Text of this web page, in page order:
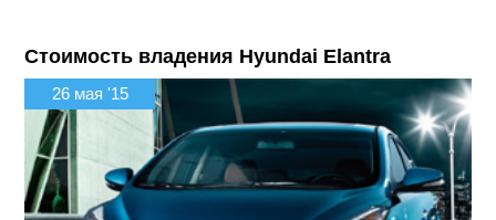
Стоимость владения Hyundai Elantra
26 мая '15